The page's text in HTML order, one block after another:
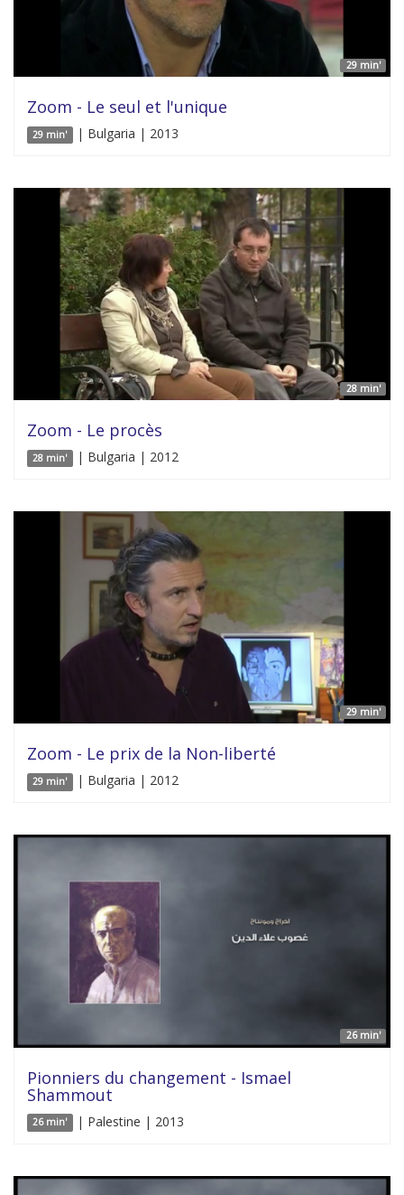
29 min'
Zoom - Le seul et l'unique
29 min' | Bulgaria | 2013
28 min'
Zoom - Le procès
28 min' | Bulgaria | 2012
29 min'
Zoom - Le prix de la Non-liberté
29 min' | Bulgaria | 2012
26 min'
Pionniers du changement - Ismael
Shammout
26 min' | Palestine | 2013